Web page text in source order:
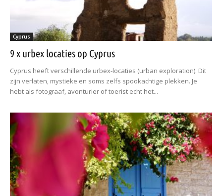
Cyprus
9 x urbex locaties op Cyprus
Cyprus heeft verschillende urbex-locaties (urban exploration). Dit
zijn verlaten, mystieke en soms zelfs spookachtige plekken. Je
hebt als fotograaf, avonturier of toerist echt het...